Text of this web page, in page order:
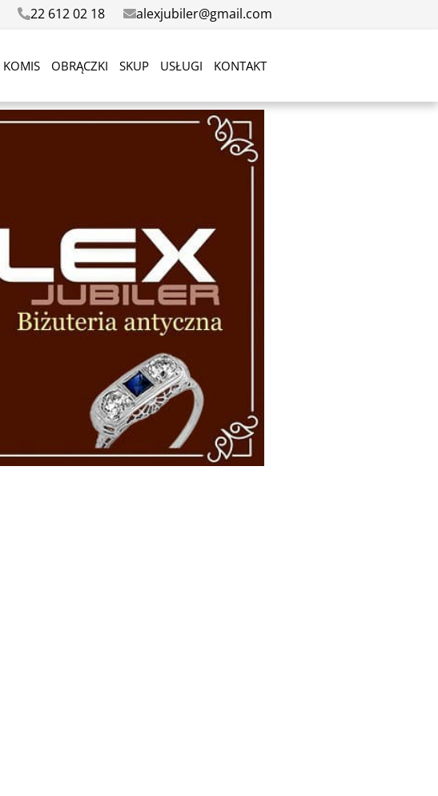
22 612 02 18 alexjubiler@gmail.com
KOMIS OBRĄCZKI SKUP USŁUGI KONTAKT